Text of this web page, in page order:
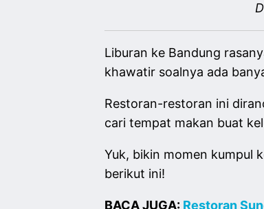
Liburan ke Bandung
khawatir soalnya ada
Restoran-restoran ini
cari tempat makan buat
Yuk, bikin momen kumpul
berikut ini!
BACA JUGA: Restoran